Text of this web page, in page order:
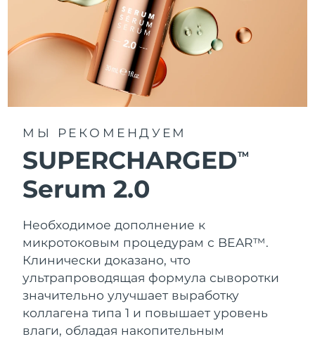
МЫ РЕКОМЕНДУЕМ
SUPERCHARGEDTM
Serum 2.0
Необходимое дополнение к
микротоковым процедурам с BEAR™.
Клинически доказано, что
ультрапроводящая формула сыворотки
значительно улучшает выработку
коллагена типа 1 и повышает уровень
влаги, обладая накопительным